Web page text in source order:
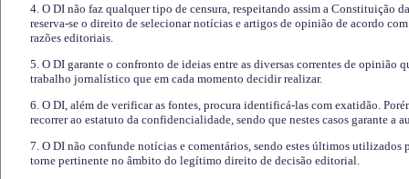
4. O DI não faz qualquer tipo de censura, respeitando assim a Constituição
reserva-se o direito de selecionar notícias e artigos de opinião de acordo
razões editoriais.
5. O DI garante o confronto de ideias entre as diversas correntes de opinião
trabalho jornalístico que em cada momento decidir realizar.
6. O DI, além de verificar as fontes, procura identificá-las com exatidão.
recorrer ao estatuto da confidencialidade, sendo que nestes casos garante a
7. O DI não confunde notícias e comentários, sendo estes últimos utilizados
torne pertinente no âmbito do legítimo direito de decisão editorial.